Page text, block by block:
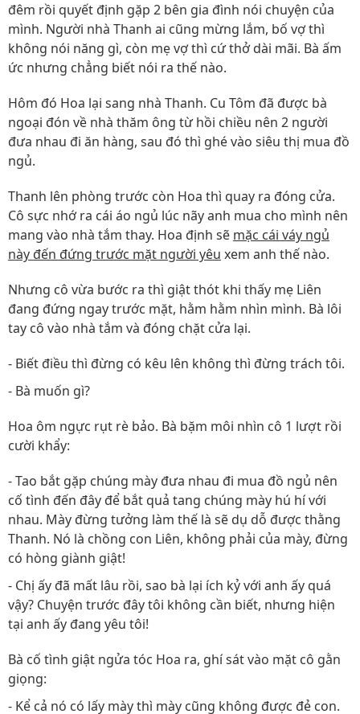
đêm rồi quyết định gặp 2 bên gia đình nói chuyện của
mình. Người nhà Thanh ai cũng mừng lắm, bố vợ thì
không nói năng gì, còn mẹ vợ thì cứ thở dài mãi. Bà ấm
ức nhưng chẳng biết nói ra thế nào.
Hôm đó Hoa lại sang nhà Thanh. Cu Tôm đã được bà
ngoại đón về nhà thăm ông từ hồi chiều nên 2 người
đưa nhau đi ăn hàng, sau đó thì ghé vào siêu thị mua đồ
ngủ.
Thanh lên phòng trước còn Hoa thì quay ra đóng cửa.
Cô sực nhớ ra cái áo ngủ lúc nãy anh mua cho mình nên
mang vào nhà tắm thay. Hoa định sẽ mặc cái váy ngủ
này đến đứng trước mặt người yêu xem anh thế nào.
Nhưng cô vừa bước ra thì giật thót khi thấy mẹ Liên
đang đứng ngay trước mặt, hằm hằm nhìn mình. Bà lôi
tay cô vào nhà tắm và đóng chặt cửa lại.
- Biết điều thì đừng có kêu lên không thì đừng trách tôi.
- Bà muốn gì?
Hoa ôm ngực rụt rè bảo. Bà bặm môi nhìn cô 1 lượt rồi
cười khẩy:
- Tao bắt gặp chúng mày đưa nhau đi mua đồ ngủ nên
cố tình đến đây để bắt quả tang chúng mày hú hí với
nhau. Mày đừng tưởng làm thế là sẽ dụ dỗ được thằng
Thanh. Nó là chồng con Liên, không phải của mày, đừng
có hòng giành giật!
- Chị ấy đã mất lâu rồi, sao bà lại ích kỷ với anh ấy quá
vậy? Chuyện trước đây tôi không cần biết, nhưng hiện
tại anh ấy đang yêu tôi!
Bà cố tình giật ngửa tóc Hoa ra, ghí sát vào mặt cô gằn
giọng:
- Kể cả nó có lấy mày thì mày cũng không được đẻ con.